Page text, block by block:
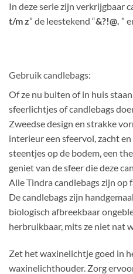
In deze serie zijn verkrijgbaar
t/m z” de leestekend “&?!@. ”
Gebruik candlebags:
Of ze nu buiten of in huis
sfeerlichtjes of candlebags
Zweedse design en strakke
interieur een sfeervol, zacht
steentjes op de bodem, een
geniet van de sfeer die deze
Alle Tindra candlebags zijn op
De candlebags zijn
biologisch afbreekbaar
herbruikbaar, mits ze niet nat
Zet het waxinelichtje goed in
waxinelichthouder. Zorg